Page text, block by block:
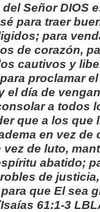
Señor DIOS
para traer
para
de corazón,
cautivos y
proclamar
el día de
a todos
que a los que
en vez de
vez de luto,
abatido;
de
para que El sea
61:1-3